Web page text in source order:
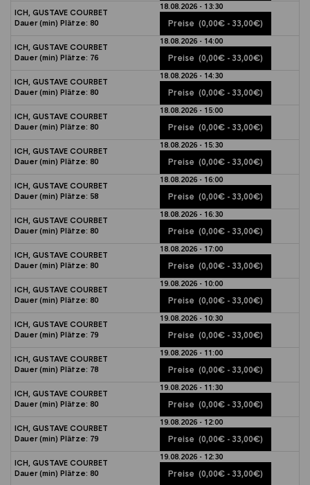
ICH, GUSTAVE COURBET
Dauer (min) Plätze: 80
18.08.2026 - 13:30
Preise (0,00€ - 33,00€)
ICH, GUSTAVE COURBET
Dauer (min) Plätze: 76
18.08.2026 - 14:00
Preise (0,00€ - 33,00€)
ICH, GUSTAVE COURBET
Dauer (min) Plätze: 80
18.08.2026 - 14:30
Preise (0,00€ - 33,00€)
ICH, GUSTAVE COURBET
Dauer (min) Plätze: 80
18.08.2026 - 15:00
Preise (0,00€ - 33,00€)
ICH, GUSTAVE COURBET
Dauer (min) Plätze: 80
18.08.2026 - 15:30
Preise (0,00€ - 33,00€)
ICH, GUSTAVE COURBET
Dauer (min) Plätze: 58
18.08.2026 - 16:00
Preise (0,00€ - 33,00€)
ICH, GUSTAVE COURBET
Dauer (min) Plätze: 80
18.08.2026 - 16:30
Preise (0,00€ - 33,00€)
ICH, GUSTAVE COURBET
Dauer (min) Plätze: 80
18.08.2026 - 17:00
Preise (0,00€ - 33,00€)
ICH, GUSTAVE COURBET
Dauer (min) Plätze: 80
19.08.2026 - 10:00
Preise (0,00€ - 33,00€)
ICH, GUSTAVE COURBET
Dauer (min) Plätze: 79
19.08.2026 - 10:30
Preise (0,00€ - 33,00€)
ICH, GUSTAVE COURBET
Dauer (min) Plätze: 78
19.08.2026 - 11:00
Preise (0,00€ - 33,00€)
ICH, GUSTAVE COURBET
Dauer (min) Plätze: 80
19.08.2026 - 11:30
Preise (0,00€ - 33,00€)
ICH, GUSTAVE COURBET
Dauer (min) Plätze: 79
19.08.2026 - 12:00
Preise (0,00€ - 33,00€)
ICH, GUSTAVE COURBET
Dauer (min) Plätze: 80
19.08.2026 - 12:30
Preise (0,00€ - 33,00€)